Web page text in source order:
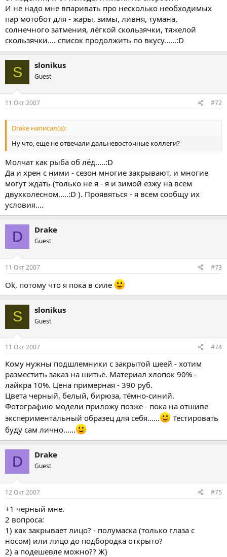
И не надо мне впаривать про несколько необходимых
пар мотобот для - жары, зимы, ливня, тумана,
солнечного затмения, лёгкой скользячки, тяжелой
скользячки.... список продолжить по вкусу......:D
S slonikus
Guest
11 Окт 2007 #72
Drake написал(а):
Ну что, еще не отвечали дальневосточные коллеги?
Молчат как рыба об лёд.....:D
Да и хрен с ними - сезон многие закрывают, и многие
могут ждать (только не я - я и зимой езжу на всем
двухколесном.....:D ). Проявяться - я всем сообщу их
условия....
D Drake
Guest
11 Окт 2007 #73
Ok, потому что я пока в силе
S slonikus
Guest
11 Окт 2007 #74
Кому нужны подшлемники с закрытой шеей - хотим
разместить заказ на шитьё. Материал хлопок 90% -
лайкра 10%. Цена примерная - 390 руб.
Цвета черный, белый, бирюза, тёмно-синий.
Фотографию модели приложу позже - пока на отшиве
экспериментальный образец для себя......
Тестировать
буду сам лично......
D Drake
Guest
12 Окт 2007 #75
+1 черный мне.
2 вопроса:
1) как закрывает лицо? - полумаска (только глаза с
носом) или лицо до подбородка открыто?
2) а подешевле можно?? Ж)